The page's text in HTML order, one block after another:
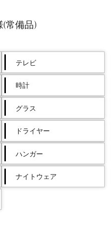
(常備品)
テレビ
時計
グラス
ドライヤー
ハンガー
ナイトウェア